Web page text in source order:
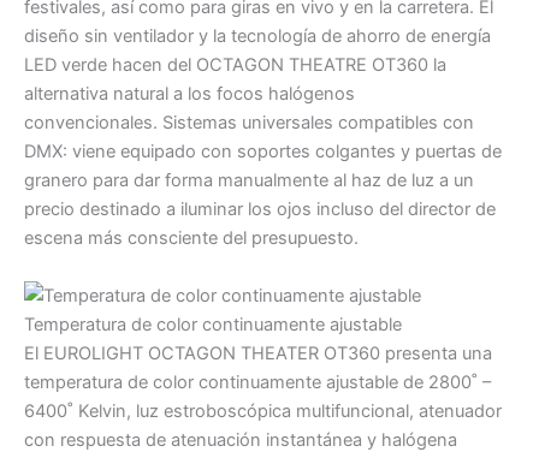
festivales, así como para giras en vivo y en la carretera. El
diseño sin ventilador y la tecnología de ahorro de energía
LED verde hacen del OCTAGON THEATRE OT360 la
alternativa natural a los focos halógenos
convencionales. Sistemas universales compatibles con
DMX: viene equipado con soportes colgantes y puertas de
granero para dar forma manualmente al haz de luz a un
precio destinado a iluminar los ojos incluso del director de
escena más consciente del presupuesto.
Temperatura de color continuamente ajustable
El EUROLIGHT OCTAGON THEATER OT360 presenta una
temperatura de color continuamente ajustable de 2800˚ –
6400˚ Kelvin, luz estroboscópica multifuncional, atenuador
con respuesta de atenuación instantánea y halógena